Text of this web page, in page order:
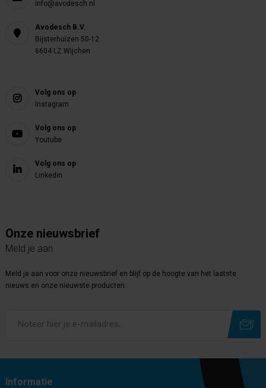
info@avodesch.nl
Avodesch B.V.
Bijsterhuizen 50-12
6604 LZ Wijchen
Volg ons op
Instagram
Volg ons op
Youtube
Volg ons op
Linkedin
Onze nieuwsbrief
Meld je aan
Meld je aan voor onze nieuwsbrief en blijf op de hoogte van het laatste
nieuws en onze nieuwste producten.
Informatie